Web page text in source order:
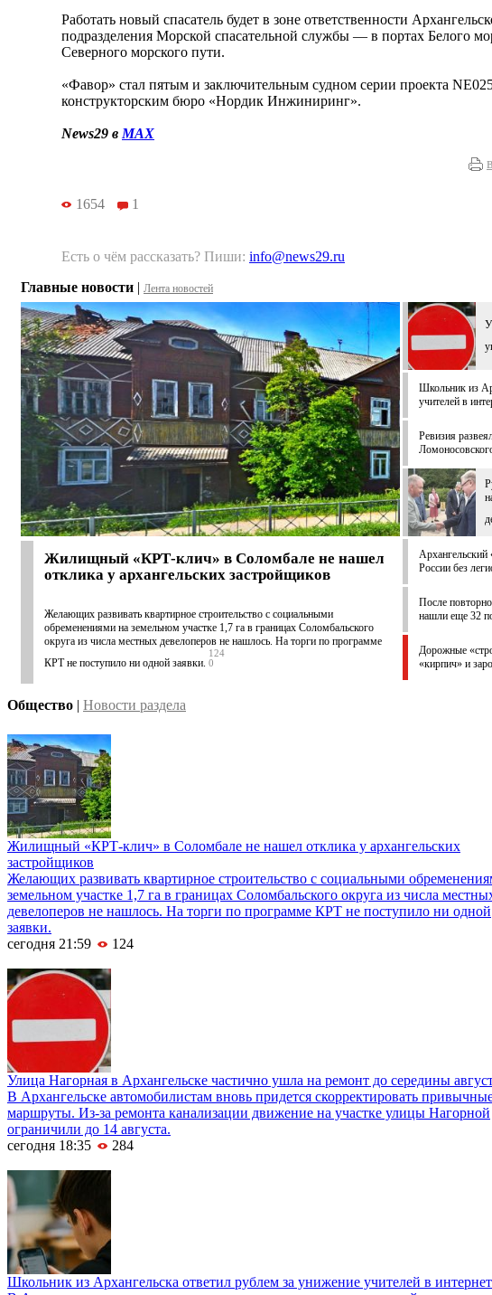
Работать новый спасатель будет в зоне ответственности
подразделения Морской спасательной службы — в портах Белого
Северного морского пути.
«Фавор» стал пятым и заключительным судном серии проекта
конструкторским бюро «Нордик Инжиниринг».
News29 в MAX
1654 1
Есть о чём рассказать? Пиши: info@news29.ru
Главные новости | Лента новостей
Жилищный «КРТ-клич» в Соломбале не нашел
отклика у архангельских застройщиков
Желающих развивать квартирное строительство с социальными
обременениями на земельном участке 1,7 га в границах Соломбальского
округа из числа местных девелоперов не нашлось. На торги по программе
КРТ не поступило ни одной заявки.
124
0
Школьник из
учителей в
Ревизия
Архангельский
России без
После
нашли еще 32
Дорожные
«кирпич» и
Общество | Новости раздела
Жилищный «КРТ-клич» в Соломбале не нашел отклика у архангельских
застройщиков
Желающих развивать квартирное строительство с социальными
земельном участке 1,7 га в границах Соломбальского округа из числа
девелоперов не нашлось. На торги по программе КРТ не поступило ни одной
заявки.
сегодня 21:59
124
Улица Нагорная в Архангельске частично ушла на ремонт до середины
В Архангельске автомобилистам вновь придется скорректировать
маршруты. Из-за ремонта канализации движение на участке улицы Нагорной
ограничили до 14 августа.
сегодня 18:35
284
Школьник из Архангельска ответил рублем за унижение учителей в